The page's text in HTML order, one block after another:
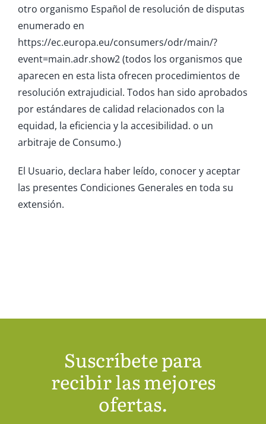
otro organismo Español de resolución de disputas
enumerado en
https://ec.europa.eu/consumers/odr/main/?
event=main.adr.show2 (todos los organismos que
aparecen en esta lista ofrecen procedimientos de
resolución extrajudicial. Todos han sido aprobados
por estándares de calidad relacionados con la
equidad, la eficiencia y la accesibilidad. o un
arbitraje de Consumo.)
El Usuario, declara haber leído, conocer y aceptar
las presentes Condiciones Generales en toda su
extensión.
Suscríbete para
recibir las mejores
ofertas.